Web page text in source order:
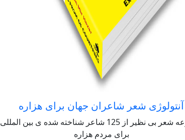
آنتولوژی شعر شاعران جهان برای هزاره
مجموعه شعر بی نظیر از 125 شاعر شناخته شده ی بین المللی
برای مردم هزاره